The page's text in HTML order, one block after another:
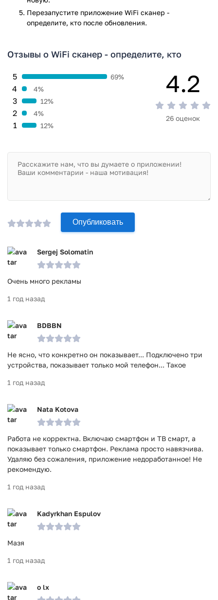
Перезапустите приложениe WiFi сканер -
определите, кто после обновления.
Отзывы о WiFi сканер - определите, кто
1 12%
2 4%
3 12%
4 4%
5 69% 4.2
26 оценок
Опубликовать
Sergej Solomatin
Очень много рекламы
1 год назад
BDBBN
Не ясно, что конкретно он показывает... Подключено три
устройства, показывает только мой телефон... Такое
1 год назад
Nata Kotova
Работа не корректна. Включаю смартфон и ТВ смарт, а
показывает только смартфон. Реклама просто навязчива.
Удаляю без сожаления, приложение недоработанное! Не
рекомендую.
1 год назад
Kadyrkhan Espulov
Мазя
1 год назад
o lx